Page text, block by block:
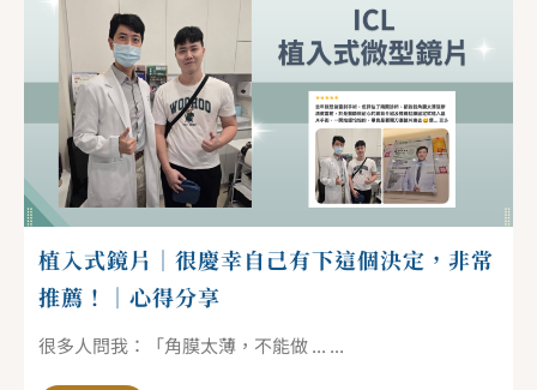
植入式鏡片｜很慶幸自己有下這個決定，非常
推薦！｜心得分享
很多人問我：「角膜太薄，不能做 ... ...